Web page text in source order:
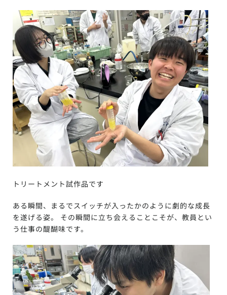
トリートメント試作品です
ある瞬間、まるでスイッチが入ったかのように劇的な成長
を遂げる姿。 その瞬間に立ち会えることこそが、教員とい
う仕事の醍醐味です。